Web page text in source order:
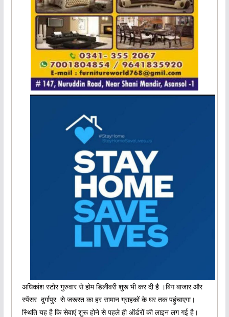
अधिकांश स्टोर गुरुवार से होम डिलीवरी शुरू भी कर दी है ।बिग बाजार और
स्पेंसर दुर्गापुर से जरूरत का हर सामान ग्राहकों के घर तक पहुंचाएगा।
स्थिति यह है कि सेवाएं शुरू होने से पहले ही ऑर्डरों की लाइन लग गई है।